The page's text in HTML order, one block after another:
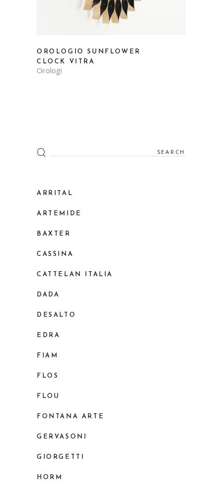
OROLOGIO SUNFLOWER
CLOCK VITRA
Orologi
Search
for:
ARRITAL
ARTEMIDE
BAXTER
CASSINA
CATTELAN ITALIA
DADA
DESALTO
EDRA
FIAM
FLOS
FLOU
FONTANA ARTE
GERVASONI
GIORGETTI
HORM